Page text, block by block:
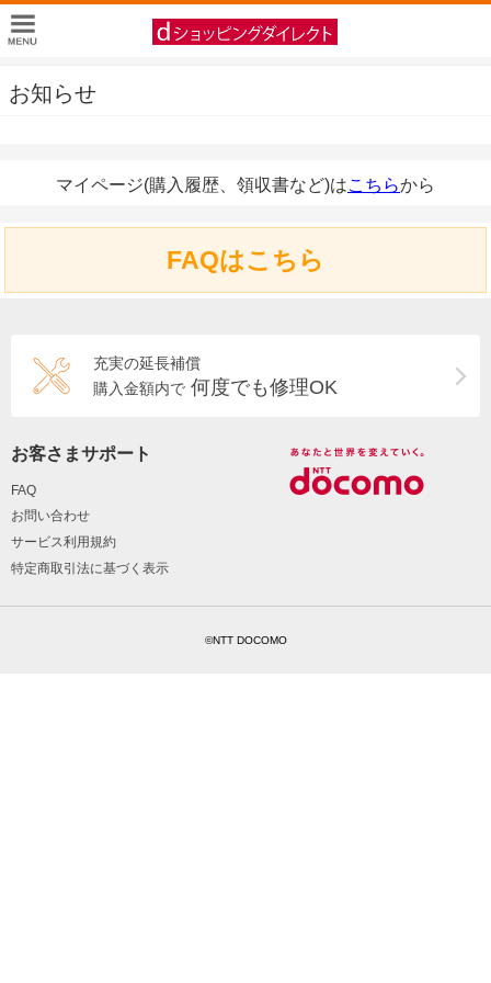
お知らせ
マイページ(購入履歴、領収書など)はこちらから
FAQはこちら
充実の延長補償
購入金額内で 何度でも修理OK
お客さまサポート
FAQ
お問い合わせ
サービス利用規約
特定商取引法に基づく表示
©NTT DOCOMO